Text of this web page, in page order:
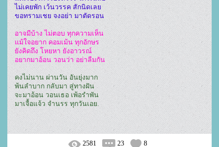
ไม่เคยพัก เว้นวรรค สักนิดเลย
ขอทรามเชย จงอย่า มาตัดรอน
อาจมีบ้าง ไม่ตอบ ทุกความเห็น
แม้ใจอยาก คอมเม้น ทุกอักษร
ยังคิดถึง โหยหา ยังอาวรณ์
อยากมาอ้อน วอนว่า อย่าลืมกัน
คงไม่นาน ผ่านวัน อันยุ่งมาก
พ้นลำบาก กลับมา สู่ทางฝัน
จะมาอ้อน วอนเธอ เพ้อรำพัน
มาเจื้อแจ้ว จำนรร ทุกวันเอย.
2581 23 8